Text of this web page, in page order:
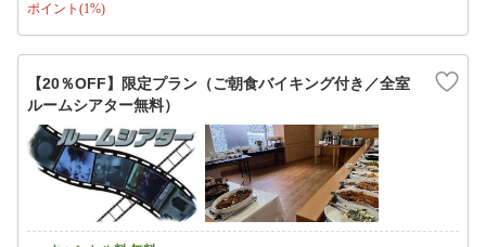
ポイント(1%)
【20％OFF】限定プラン（ご朝食バイキング付き／全室
ルームシアター無料）